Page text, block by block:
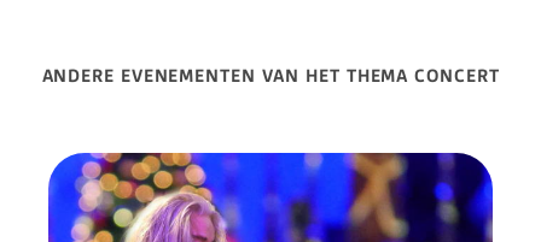
ANDERE EVENEMENTEN VAN HET THEMA CONCERT